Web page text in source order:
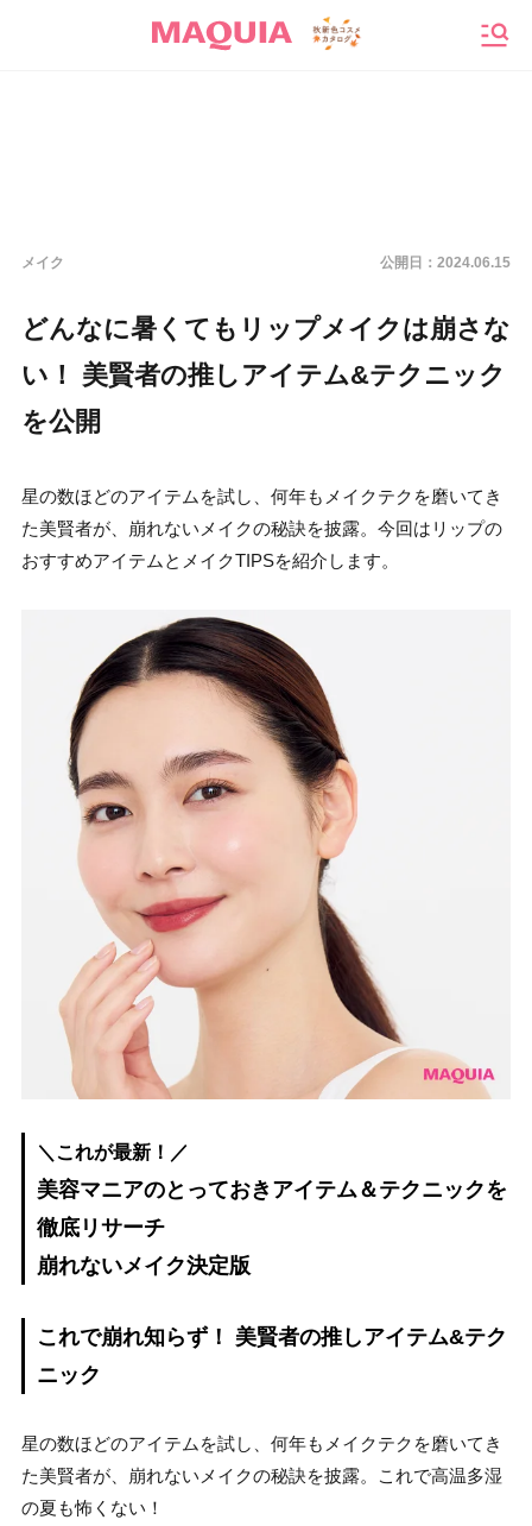
メイク 公開日： 2024.06.15
どんなに暑くてもリップメイクは崩さな
い！ 美賢者の推しアイテム&テクニック
を公開
星の数ほどのアイテムを試し、何年もメイクテクを磨いてき
た美賢者が、崩れないメイクの秘訣を披露。今回はリップの
おすすめアイテムとメイクTIPSを紹介します。
＼これが最新！／
美容マニアのとっておきアイテム＆テクニックを
徹底リサーチ
崩れないメイク決定版
これで崩れ知らず！ 美賢者の推しアイテム&テク
ニック
星の数ほどのアイテムを試し、何年もメイクテクを磨いてき
た美賢者が、崩れないメイクの秘訣を披露。これで高温多湿
の夏も怖くない！